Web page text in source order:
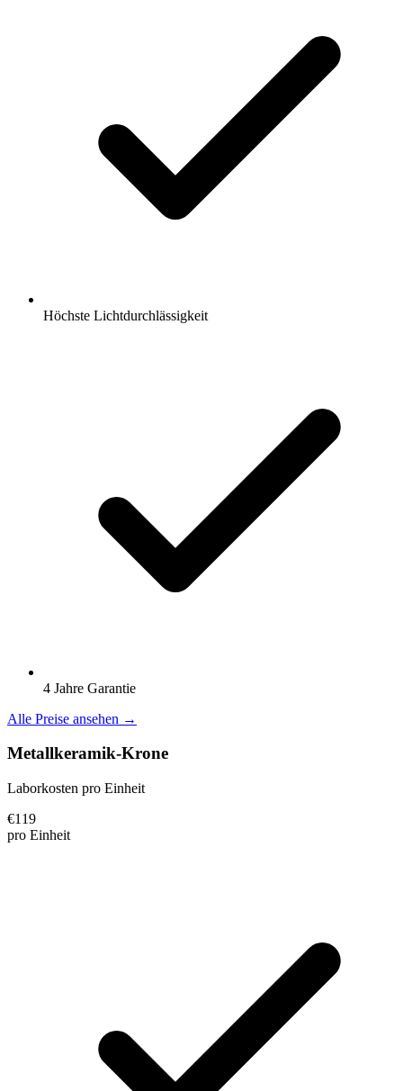
Höchste Lichtdurchlässigkeit
4 Jahre Garantie
Alle Preise ansehen →
Metallkeramik-Krone
Laborkosten pro Einheit
€119
pro Einheit